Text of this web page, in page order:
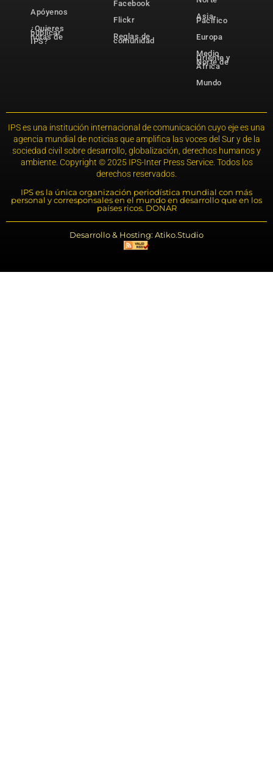
Apóyenos
¿Quieres
publicar
notas de
IPS?
Facebook
Flickr
Reglas de
comunidad
Asia-
Pacífico
Europa
Medio
Oriente y
Norte de
África
Mundo
IPS es una institución internacional de comunicación cuyo eje es una
agencia mundial de noticias que amplifica las voces del Sur y de la
sociedad civil sobre desarrollo, globalización, derechos humanos y
ambiente. Copyright © 2025 IPS-Inter Press Service. Todos los
derechos reservados.
IPS es la única organización periodística mundial con más
personal y corresponsales en el mundo en desarrollo que en los
países ricos. DONAR
Desarrollo & Hosting: Atiko.Studio